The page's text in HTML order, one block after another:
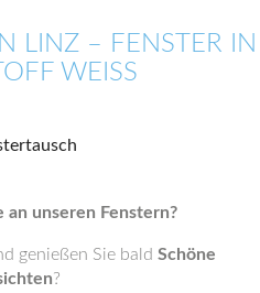
LINZ – FENSTER IN
WEISS
an unseren Fenstern?
genießen Sie bald Schöne
?